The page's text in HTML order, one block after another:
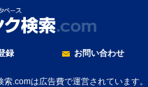
録 お問い合わせ
.comは広告費で運営されています。